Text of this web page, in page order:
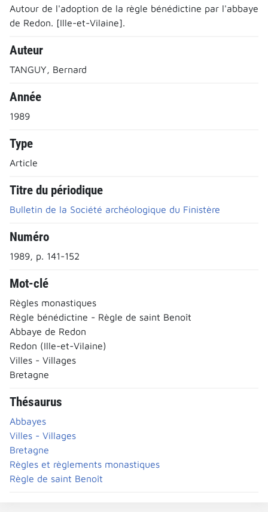
Autour de l'adoption de la règle bénédictine par l'abbaye
de Redon. [Ille-et-Vilaine].
Auteur
TANGUY, Bernard
Année
1989
Type
Article
Titre du périodique
Bulletin de la Société archéologique du Finistère
Numéro
1989, p. 141-152
Mot-clé
Règles monastiques
Règle bénédictine - Règle de saint Benoît
Abbaye de Redon
Redon (Ille-et-Vilaine)
Villes - Villages
Bretagne
Thésaurus
Abbayes
Villes - Villages
Bretagne
Règles et règlements monastiques
Règle de saint Benoît